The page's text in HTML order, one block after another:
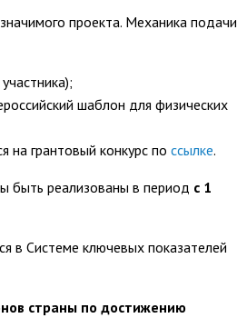
проекта. Механика подачи
шаблон для физических
на грантовый конкурс по ссылке.
быть реализованы в период с 1
в Системе ключевых показателей
страны по достижению